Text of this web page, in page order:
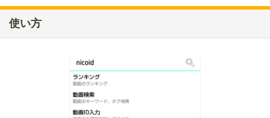
使い方